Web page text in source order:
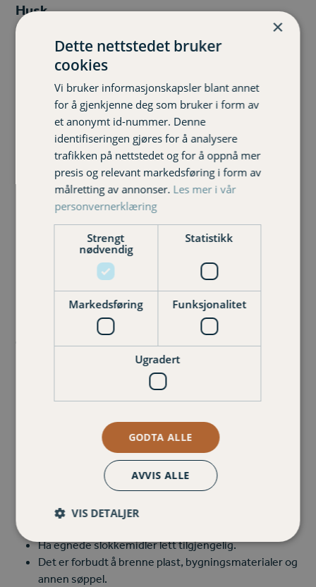
Husk…
At det er generelt forbud mot å gjøre opp ild i skog og
mark i perioden 15. april – 15. september
Å sjekke om kommunen din har innført grillforbud i
varme eller tørre perioder
Felles for all grilling
All grilling skal foregå utendørs.
Barn og kjæledyr skal aldri være alene eller leke i
nærheten av en tent grill.
Hold grillen under oppsyn så lenge den er varm.
For mye alkohol og grilling hører ikke sammen.
Ha førstehjelpsutstyr for behandling av brannskader
Tips til trygg bålbrenning
Ta hensyn til skogbrannfare og vindforhold.
Det er alltid den som brenner bål som har ansvaret
Det bør være en voksen, edru person som er
ansvarlig for bålet.
Bålet skal være i god avstand fra bebyggelse og
Det er ikke lov å brenne bål på svaberg.
Bålet må ikke være større enn at du har kontroll og
Ha egnede slokkemidler lett tilgjengelig.
Det er forbudt å brenne plast, bygningsmaterialer og
annen søppel.
×
Dette nettstedet bruker
cookies
Vi bruker informasjonskapsler blant annet
for å gjenkjenne deg som bruker i form av
et anonymt id-nummer. Denne
identifiseringen gjøres for å analysere
trafikken på nettstedet og for å oppnå mer
presis og relevant markedsføring i form av
målretting av annonser. Les mer i vår
personvernerklæring
Strengt
nødvendig
Statistikk
Markedsføring Funksjonalitet
Ugradert
GODTA ALLE
AVVIS ALLE
VIS DETALJER